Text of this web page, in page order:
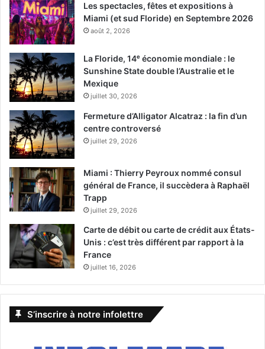
Les spectacles, fêtes et expositions à
Miami (et sud Floride) en Septembre 2026
août 2, 2026
La Floride, 14ᵉ économie mondiale : le
Sunshine State double l’Australie et le
Mexique
juillet 30, 2026
Fermeture d’Alligator Alcatraz : la fin d’un
centre controversé
juillet 29, 2026
Miami : Thierry Peyroux nommé consul
général de France, il succèdera à Raphaël
Trapp
juillet 29, 2026
Carte de débit ou carte de crédit aux États-
Unis : c’est très différent par rapport à la
France
juillet 16, 2026
S’inscrire à notre infolettre